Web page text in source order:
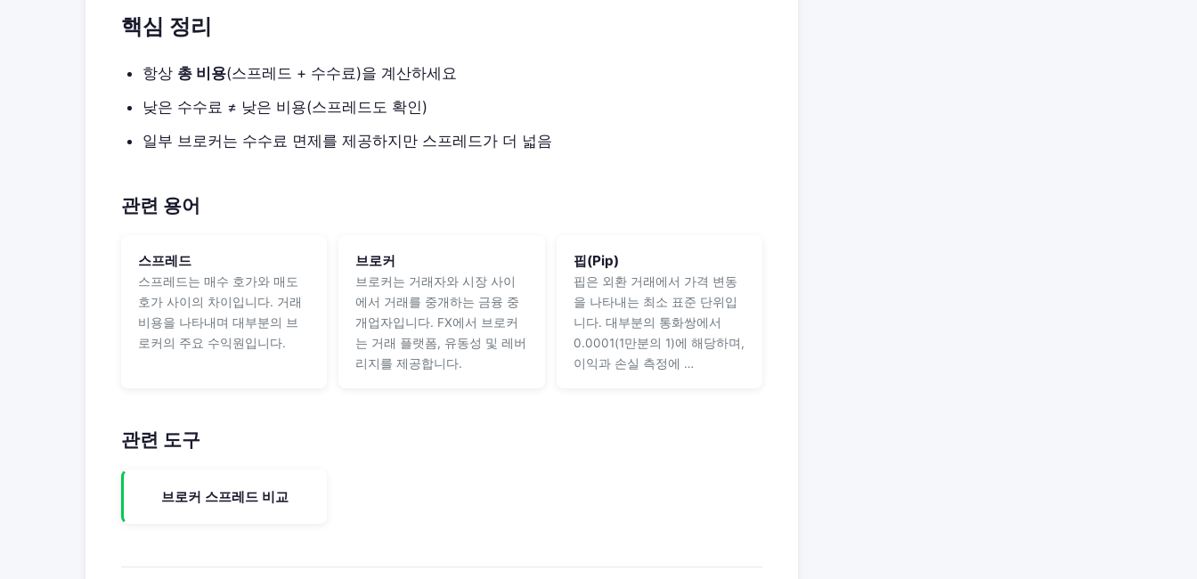
핵심 정리
항상 총 비용(스프레드 + 수수료)을 계산하세요
낮은 수수료 ≠ 낮은 비용(스프레드도 확인)
일부 브로커는 수수료 면제를 제공하지만 스프레드가 더 넓음
관련 용어
스프레드
스프레드는 매수 호가와 매도
호가 사이의 차이입니다. 거래
비용을 나타내며 대부분의 브
로커의 주요 수익원입니다.
브로커
브로커는 거래자와 시장 사이
에서 거래를 중개하는 금융 중
개업자입니다. FX에서 브로커
는 거래 플랫폼, 유동성 및 레버
리지를 제공합니다.
핍(Pip)
핍은 외환 거래에서 가격 변동
을 나타내는 최소 표준 단위입
니다. 대부분의 통화쌍에서
0.0001(1만분의 1)에 해당하며,
이익과 손실 측정에 …
관련 도구
브로커 스프레드 비교